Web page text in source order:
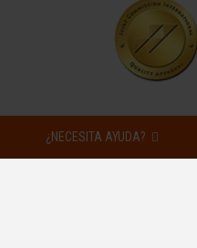
¿NECESITA AYUDA?